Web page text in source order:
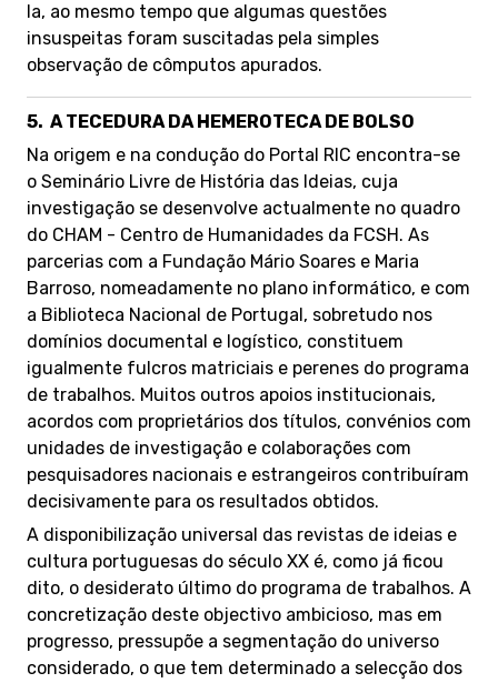
la, ao mesmo tempo que algumas questões
insuspeitas foram suscitadas pela simples
observação de cômputos apurados.
5. A TECEDURA DA HEMEROTECA DE BOLSO
Na origem e na condução do Portal RIC encontra-se
o Seminário Livre de História das Ideias, cuja
investigação se desenvolve actualmente no quadro
do CHAM - Centro de Humanidades da FCSH. As
parcerias com a Fundação Mário Soares e Maria
Barroso, nomeadamente no plano informático, e com
a Biblioteca Nacional de Portugal, sobretudo nos
domínios documental e logístico, constituem
igualmente fulcros matriciais e perenes do programa
de trabalhos. Muitos outros apoios institucionais,
acordos com proprietários dos títulos, convénios com
unidades de investigação e colaborações com
pesquisadores nacionais e estrangeiros contribuíram
decisivamente para os resultados obtidos.
A disponibilização universal das revistas de ideias e
cultura portuguesas do século XX é, como já ficou
dito, o desiderato último do programa de trabalhos. A
concretização deste objectivo ambicioso, mas em
progresso, pressupõe a segmentação do universo
considerado, o que tem determinado a selecção dos